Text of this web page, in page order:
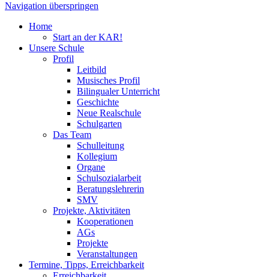
Navigation überspringen
Home
Start an der KAR!
Unsere Schule
Profil
Leitbild
Musisches Profil
Bilingualer Unterricht
Geschichte
Neue Realschule
Schulgarten
Das Team
Schulleitung
Kollegium
Organe
Schulsozialarbeit
Beratungslehrerin
SMV
Projekte, Aktivitäten
Kooperationen
AGs
Projekte
Veranstaltungen
Termine, Tipps, Erreichbarkeit